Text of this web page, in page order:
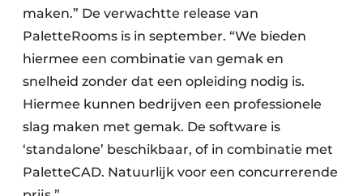
maken.” De verwachtte release van
PaletteRooms is in september. “We bieden
hiermee een combinatie van gemak en
snelheid zonder dat een opleiding nodig is.
Hiermee kunnen bedrijven een professionele
slag maken met gemak. De software is
‘standalone’ beschikbaar, of in combinatie met
PaletteCAD. Natuurlijk voor een concurrerende